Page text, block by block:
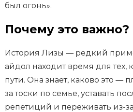
был огонь».
Почему это важно?
История Лизы — редкий
айдол находит время для тех,
пути. Она знает, каково это —
за тоски по семье, уставать
репетиций и переживать из-